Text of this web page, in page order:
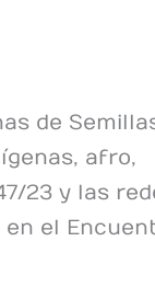
de
afro,
23 y las
el